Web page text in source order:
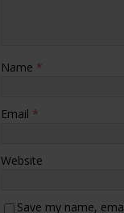
Name *
Email *
Website
Save my name,